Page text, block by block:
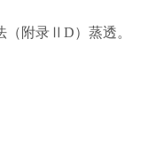
（附录ⅡD）蒸透。